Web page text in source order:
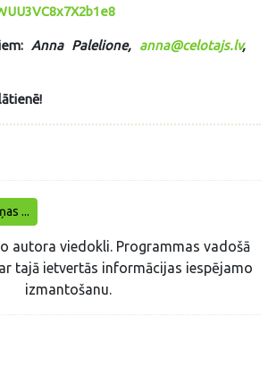
Anna Palelione, anna@celotajs.lv,
...
autora viedokli. Programmas vadošā
tajā ietvertās informācijas iespējamo
izmantošanu.